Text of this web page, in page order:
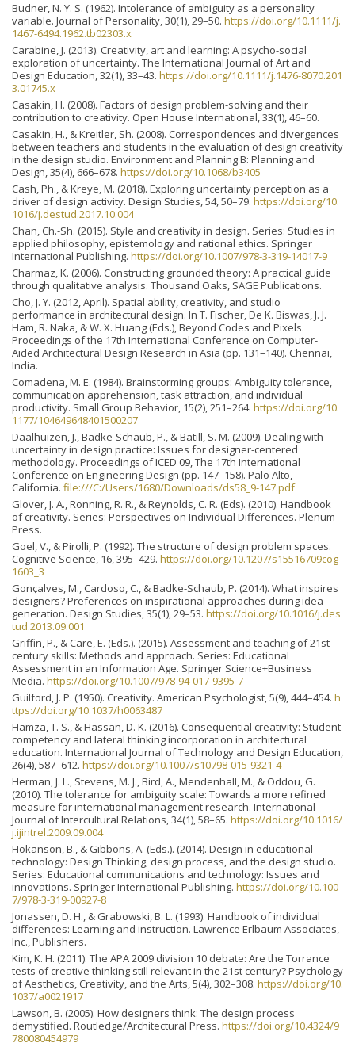
Budner, N. Y. S. (1962). Intolerance of ambiguity as a personality
variable. Journal of Personality, 30(1), 29–50. https://doi.org/10.1111/j.
1467-6494.1962.tb02303.x
Carabine, J. (2013). Creativity, art and learning: A psycho-social
exploration of uncertainty. The International Journal of Art and
Design Education, 32(1), 33–43. https://doi.org/10.1111/j.1476-8070.201
3.01745.x
Casakin, H. (2008). Factors of design problem-solving and their
contribution to creativity. Open House International, 33(1), 46–60.
Casakin, H., & Kreitler, Sh. (2008). Correspondences and divergences
between teachers and students in the evaluation of design creativity
in the design studio. Environment and Planning B: Planning and
Design, 35(4), 666–678. https://doi.org/10.1068/b3405
Cash, Ph., & Kreye, M. (2018). Exploring uncertainty perception as a
driver of design activity. Design Studies, 54, 50–79. https://doi.org/10.
1016/j.destud.2017.10.004
Chan, Ch.-Sh. (2015). Style and creativity in design. Series: Studies in
applied philosophy, epistemology and rational ethics. Springer
International Publishing. https://doi.org/10.1007/978-3-319-14017-9
Charmaz, K. (2006). Constructing grounded theory: A practical guide
through qualitative analysis. Thousand Oaks, SAGE Publications.
Cho, J. Y. (2012, April). Spatial ability, creativity, and studio
performance in architectural design. In T. Fischer, De K. Biswas, J. J.
Ham, R. Naka, & W. X. Huang (Eds.), Beyond Codes and Pixels.
Proceedings of the 17th International Conference on Computer-
Aided Architectural Design Research in Asia (pp. 131–140). Chennai,
India.
Comadena, M. E. (1984). Brainstorming groups: Ambiguity tolerance,
communication apprehension, task attraction, and individual
productivity. Small Group Behavior, 15(2), 251–264. https://doi.org/10.
1177/104649648401500207
Daalhuizen, J., Badke-Schaub, P., & Batill, S. M. (2009). Dealing with
uncertainty in design practice: Issues for designer-centered
methodology. Proceedings of ICED 09, The 17th International
Conference on Engineering Design (pp. 147–158). Palo Alto,
California. file:///C:/Users/1680/Downloads/ds58_9-147.pdf
Glover, J. A., Ronning, R. R., & Reynolds, C. R. (Eds). (2010). Handbook
of creativity. Series: Perspectives on Individual Differences. Plenum
Press.
Goel, V., & Pirolli, P. (1992). The structure of design problem spaces.
Cognitive Science, 16, 395–429. https://doi.org/10.1207/s15516709cog
1603_3
Gonçalves, M., Cardoso, C., & Badke-Schaub, P. (2014). What inspires
designers? Preferences on inspirational approaches during idea
generation. Design Studies, 35(1), 29–53. https://doi.org/10.1016/j.des
tud.2013.09.001
Griffin, P., & Care, E. (Eds.). (2015). Assessment and teaching of 21st
century skills: Methods and approach. Series: Educational
Assessment in an Information Age. Springer Science+Business
Media. https://doi.org/10.1007/978-94-017-9395-7
Guilford, J. P. (1950). Creativity. American Psychologist, 5(9), 444–454. h
ttps://doi.org/10.1037/h0063487
Hamza, T. S., & Hassan, D. K. (2016). Consequential creativity: Student
competency and lateral thinking incorporation in architectural
education. International Journal of Technology and Design Education,
26(4), 587–612. https://doi.org/10.1007/s10798-015-9321-4
Herman, J. L., Stevens, M. J., Bird, A., Mendenhall, M., & Oddou, G.
(2010). The tolerance for ambiguity scale: Towards a more refined
measure for international management research. International
Journal of Intercultural Relations, 34(1), 58–65. https://doi.org/10.1016/
j.ijintrel.2009.09.004
Hokanson, B., & Gibbons, A. (Eds.). (2014). Design in educational
technology: Design Thinking, design process, and the design studio.
Series: Educational communications and technology: Issues and
innovations. Springer International Publishing. https://doi.org/10.100
7/978-3-319-00927-8
Jonassen, D. H., & Grabowski, B. L. (1993). Handbook of individual
differences: Learning and instruction. Lawrence Erlbaum Associates,
Inc., Publishers.
Kim, K. H. (2011). The APA 2009 division 10 debate: Are the Torrance
tests of creative thinking still relevant in the 21st century? Psychology
of Aesthetics, Creativity, and the Arts, 5(4), 302–308. https://doi.org/10.
1037/a0021917
Lawson, B. (2005). How designers think: The design process
demystified. Routledge/Architectural Press. https://doi.org/10.4324/9
780080454979